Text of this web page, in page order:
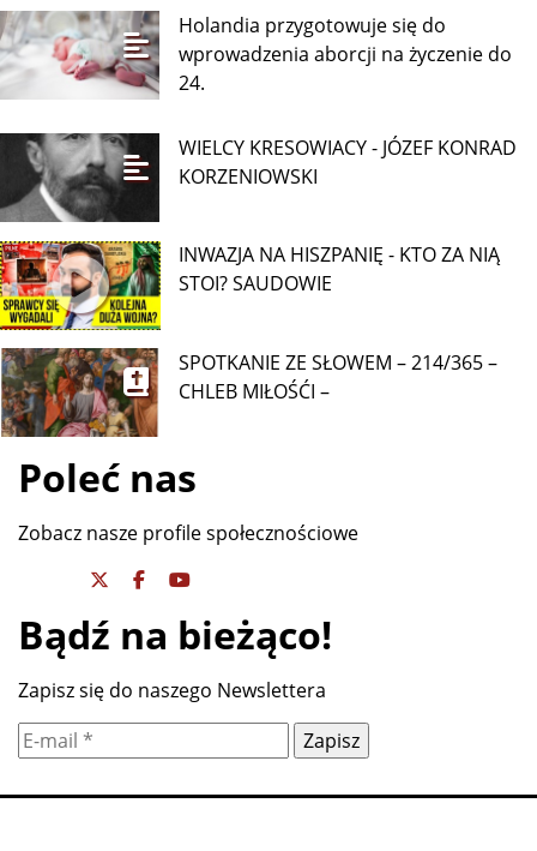
Holandia przygotowuje się do
wprowadzenia aborcji na życzenie do
24.
WIELCY KRESOWIACY - JÓZEF KONRAD
KORZENIOWSKI
INWAZJA NA HISZPANIĘ - KTO ZA NIĄ
STOI? SAUDOWIE
SPOTKANIE ZE SŁOWEM – 214/365 –
CHLEB MIŁOŚĆI –
Poleć nas
Zobacz nasze profile społecznościowe
Bądź na bieżąco!
Zapisz się do naszego Newslettera